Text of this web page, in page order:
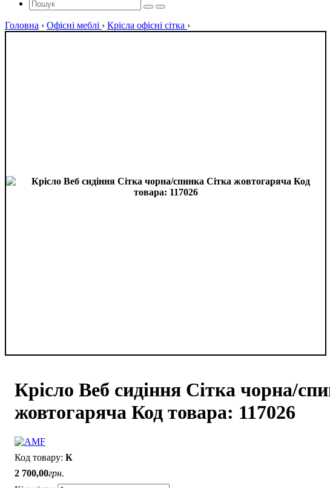
Головна › Офісні меблі › Крісла офісні сітка ›
Крісло Веб сидіння Сітка чорна/
жовтогаряча Код товара: 117026
К
2 700,00грн.